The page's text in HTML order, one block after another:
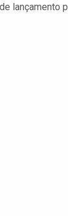
lançamento